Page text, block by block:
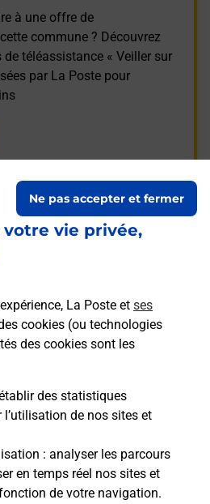
vie privée,
La Poste et ses
cookies (ou technologies
des cookies sont les
des statistiques
de nos sites et
: analyser les parcours
en temps réel nos sites et
de votre navigation.
Ne pas accepter et fermer
à une offre de
commune ? Découvrez
téléassistance « Veiller sur
par La Poste pour
classique avec
qu’est ce que
la
?